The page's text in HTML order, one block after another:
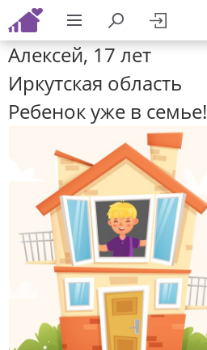
Алексей, 17 лет
Иркутская область
Ребенок уже в семье!